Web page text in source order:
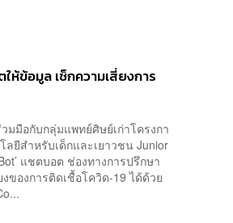
ห้ข้อมูล เช็กความเสี่ยงการ
มมือกับกลุ่มแพทย์ศิษย์เก่าโครงกา
ยีสำหรับเด็กและเยาวชน Junior
แชตบอต ช่องทางการปรึกษา
ของการติดเชื้อโควิด-19 ได้ด้วย